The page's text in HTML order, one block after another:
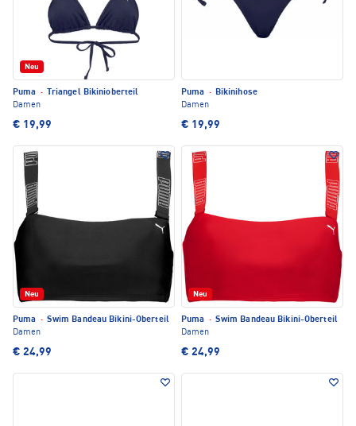
Neu
Puma ·
Triangel Bikinioberteil
Damen
€ 19,99
Puma · Bikinihose
Damen
€ 19,99
Neu
Puma · Swim Bandeau Bikini-Oberteil
Damen
€ 24,99
Neu
Puma · Swim Bandeau Bikini-Oberteil
Damen
€ 24,99